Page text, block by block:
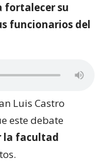
fortalecer su
funcionarios del
Luis Castro
este debate
la facultad